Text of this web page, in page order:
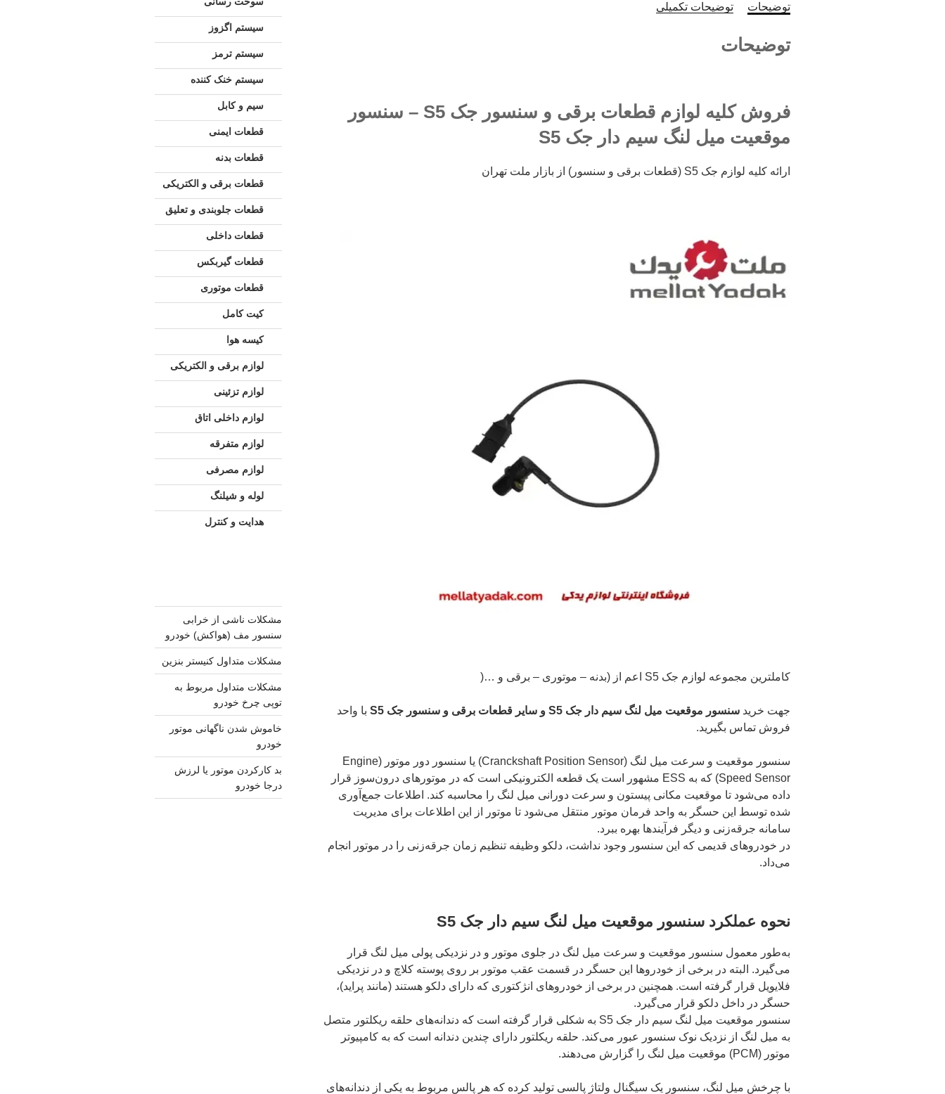
توضیحات توضیحات تکمیلی
توضیحات
فروش کلیه لوازم قطعات برقی و سنسور جک S5 – سنسور
موقعیت میل لنگ سیم دار جک S5
ارائه کلیه لوازم جک S5 (قطعات برقی و سنسور) از بازار ملت تهران
کاملترین مجموعه لوازم جک S5 اعم از (بدنه – موتوری – برقی و …(
جهت خرید سنسور موقعیت میل لنگ سیم دار جک S5 و سایر قطعات برقی و سنسور جک S5
با واحد
فروش تماس بگیرید.
سنسور موقعیت و سرعت میل لنگ (Cranckshaft Position Sensor) یا سنسور دور موتور (Engine
Speed Sensor) که به ESS مشهور است یک قطعه الکترونیکی است که در موتورهای درون‌سوز قرار
داده می‌شود تا موقعیت مکانی پیستون و سرعت دورانی میل لنگ را محاسبه کند. اطلاعات جمع‌آوری
شده توسط این حسگر به واحد فرمان موتور منتقل می‌شود تا موتور از این اطلاعات برای مدیریت
سامانه جرقه‌زنی و دیگر فرآیندها بهره ببرد.
در خودروهای قدیمی که این سنسور وجود نداشت، دلکو وظیفه تنظیم زمان جرقه‌زنی را در موتور انجام
می‌داد.
نحوه عملکرد سنسور موقعیت میل لنگ سیم دار جک S5
به‌طور معمول سنسور موقعیت و سرعت میل لنگ در جلوی موتور و در نزدیکی پولی میل لنگ قرار
می‌گیرد. البته در برخی از خودروها این حسگر در قسمت عقب موتور بر روی پوسته کلاچ و در نزدیکی
فلایویل قرار گرفته است. همچنین در برخی از خودروهای انژکتوری که دارای دلکو هستند (مانند پراید)،
حسگر در داخل دلکو قرار می‌گیرد.
سنسور موقعیت میل لنگ سیم دار جک S5 به شکلی قرار گرفته است که دندانه‌های حلقه ریکلتور متصل
به میل لنگ از نزدیک نوک سنسور عبور می‌کند. حلقه ریکلتور دارای چندین دندانه است که به کامپیوتر
موتور (PCM) موقعیت میل لنگ را گزارش می‌دهند.
با چرخش میل لنگ، سنسور یک سیگنال ولتاژ پالسی تولید کرده که هر پالس مربوط به یکی از دندانه‌های
سیستم اگزوز
سیستم ترمز
سیستم خنک کننده
سیم و کابل
قطعات ایمنی
قطعات بدنه
قطعات برقی و الکتریکی
قطعات جلوبندی و تعلیق
قطعات داخلی
قطعات گیربکس
قطعات موتوری
کیت کامل
کیسه هوا
لوازم برقی و الکتریکی
لوازم تزئینی
لوازم داخلی اتاق
لوازم متفرقه
لوازم مصرفی
لوله و شیلنگ
هدایت و کنترل
مشکلات ناشی از خرابی
سنسور مف (هواکش) خودرو
مشکلات متداول کنیستر بنزین
مشکلات متداول مربوط به
توپی چرخ خودرو
خاموش شدن ناگهانی موتور
خودرو
بد کارکردن موتور یا لرزش
درجا خودرو